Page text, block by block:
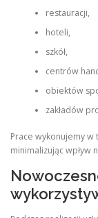
restauracji,
hoteli,
szkół,
centrów
obiektów
zakładów
Prace wykonujemy
minimalizując wpływ